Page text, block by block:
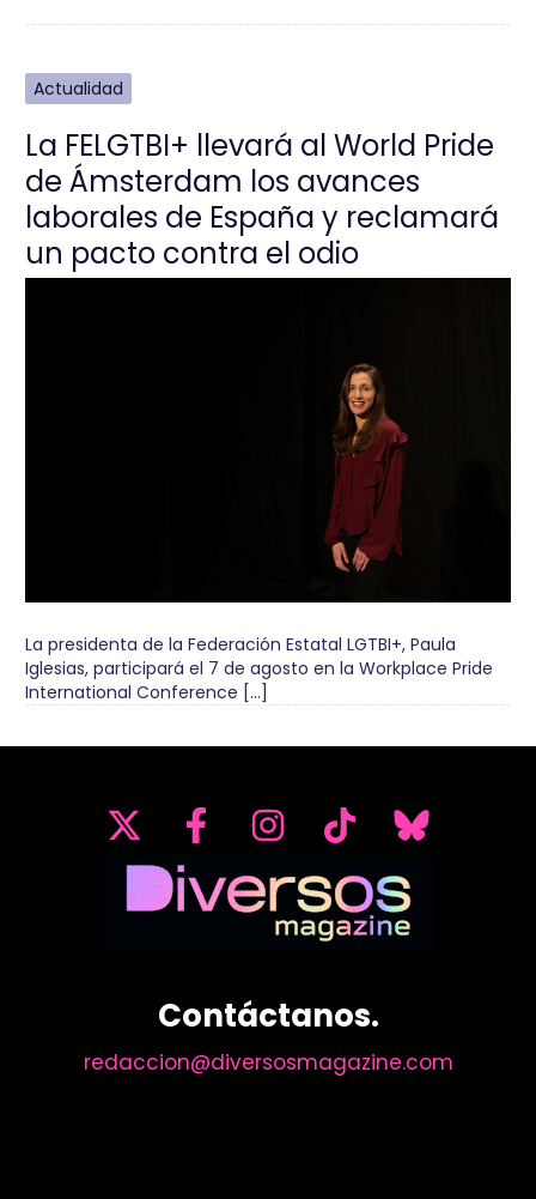
Actualidad
La FELGTBI+ llevará al World Pride
de Ámsterdam los avances
laborales de España y reclamará
un pacto contra el odio
La presidenta de la Federación Estatal LGTBI+, Paula
Iglesias, participará el 7 de agosto en la Workplace Pride
International Conference […]
Contáctanos.
redaccion@diversosmagazine.com